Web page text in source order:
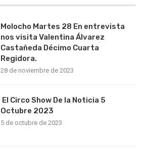
Molocho Martes 28 En entrevista
nos visita Valentina Álvarez
Castañeda Décimo Cuarta
Regidora.
28 de noviembre de 2023
El Circo Show De la Noticia 5
Octubre 2023
5 de octubre de 2023